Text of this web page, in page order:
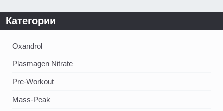
Категории
Oxandrol
Plasmagen Nitrate
Pre-Workout
Mass-Peak